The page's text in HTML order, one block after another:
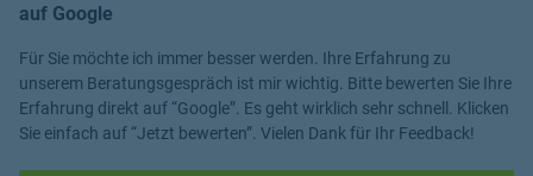
📞 Telefonisch – für eine direkte und persönliche Beratung ✉️ Per
📝 Über das Kontaktformular – ich melde mich zeitnah bei Ihnen
zurück
💬 Per WhatsApp – schnell, unkompliziert und diskret
Egal welchen Weg Sie wählen: Sie erhalten eine verständliche,
auf Google
Für Sie möchte ich immer besser werden. Ihre Erfahrung zu
unserem Beratungsgespräch ist mir wichtig. Bitte bewerten Sie Ihre
Erfahrung direkt auf “Google”. Es geht wirklich sehr schnell. Klicken
Sie einfach auf “Jetzt bewerten”. Vielen Dank für Ihr Feedback!